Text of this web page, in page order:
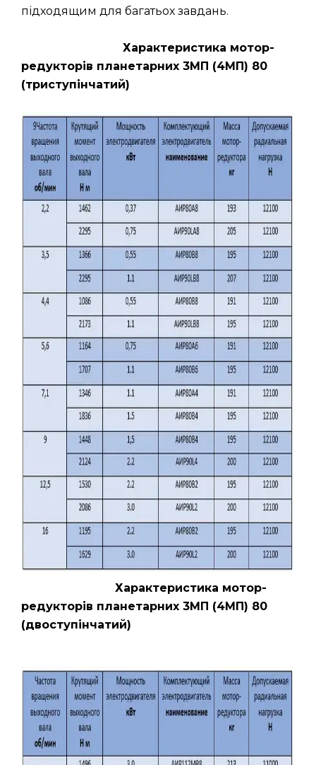
підходящим для багатьох завдань.
Характеристика мотор-
редукторів планетарних 3МП (4МП) 80
(триступінчатий)
Характеристика мотор-
редукторів планетарних 3МП (4МП) 80
(двоступінчатий)